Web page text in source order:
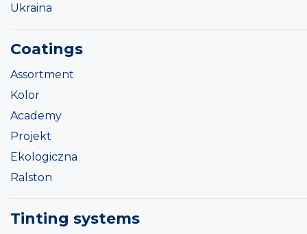
Ukraina
Coatings
Assortment
Kolor
Academy
Projekt
Ekologiczna
Ralston
Tinting systems